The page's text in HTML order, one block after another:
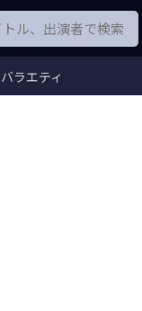
ラエティ